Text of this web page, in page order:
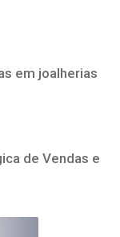
em joalherias
de Vendas e